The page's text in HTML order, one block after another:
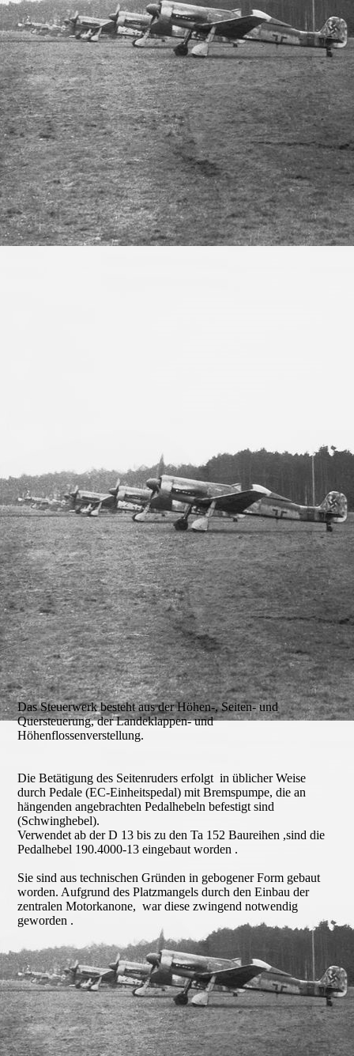
190.4000-13
Das Steuerwerk besteht aus der Höhen-, Seiten- und
Quersteuerung, der Landeklappen- und
Höhenflossenverstellung.
Die Betätigung des Seitenruders erfolgt in üblicher Weise
durch Pedale (EC-Einheitspedal) mit Bremspumpe, die an
hängenden angebrachten Pedalhebeln befestigt sind
(Schwinghebel).
Verwendet ab der D 13 bis zu den Ta 152 Baureihen ,sind die
Pedalhebel 190.4000-13 eingebaut worden .
Sie sind aus technischen Gründen in gebogener Form gebaut
worden. Aufgrund des Platzmangels durch den Einbau der
zentralen Motorkanone, war diese zwingend notwendig
geworden .